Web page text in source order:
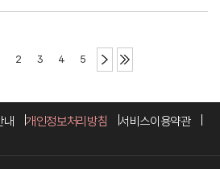
2 3 4 5
내 개인정보처리방침
서비스이용약관